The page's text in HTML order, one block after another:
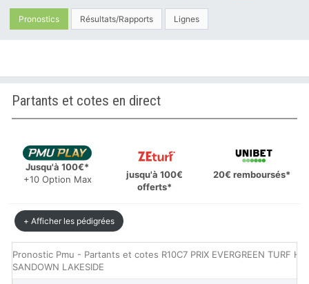
Pronostics Résultats/Rapports Lignes
Partants et cotes en direct
Jusqu'à 100€*
+10 Option Max
jusqu'à 100€
offerts*
20€ remboursés*
+ Afficher les pédigrées
Pronostic Pmu - Partants et cotes R10C7 PRIX EVERGREEN TURF
SANDOWN LAKESIDE